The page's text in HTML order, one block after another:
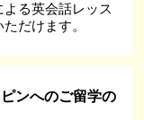
る英会話レッス
だけます。
ンへのご留学の